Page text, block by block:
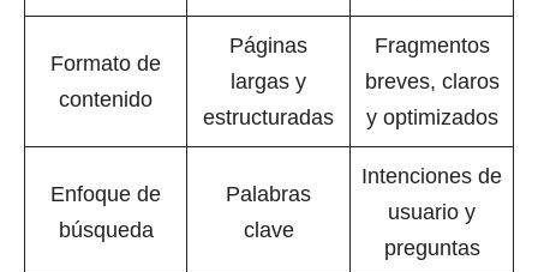
Formato de
contenido
Páginas
largas y
estructuradas
Fragmentos
breves, claros
y optimizados
Enfoque de
búsqueda
Palabras
clave
Intenciones de
usuario y
preguntas